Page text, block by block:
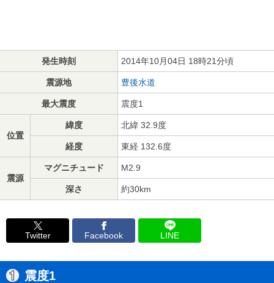
発生時刻 2014年10月04日 18時21分頃
震源地 豊後水道
最大震度 震度1
位置
緯度 北緯 32.9度
経度 東経 132.6度
震源
マグニチュード M2.9
深さ 約30km
Twitter Facebook LINE
震度1